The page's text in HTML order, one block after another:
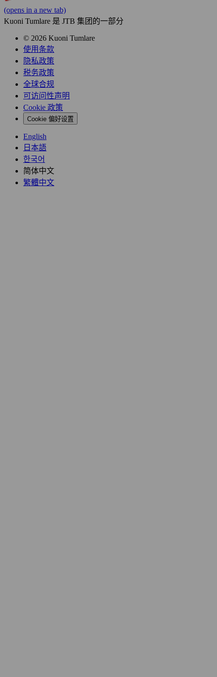
(opens in a new tab)
Kuoni Tumlare 是 JTB 集团的一部分
© 2026 Kuoni Tumlare
使用条款
隐私政策
税务政策
全球合规
可访问性声明
Cookie 政策
Cookie 偏好设置
English
日本語
한국어
简体中文
繁體中文